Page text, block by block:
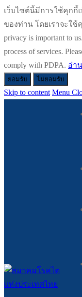
เว็บไซต์นี้มีการใช้คุกกี้
ของท่าน โดยเราจะใช้
privacy is important to
process of services.
comply with PDPA. อ่า
ยอมรับ ไม่ยอมรับ
Skip to content Menu